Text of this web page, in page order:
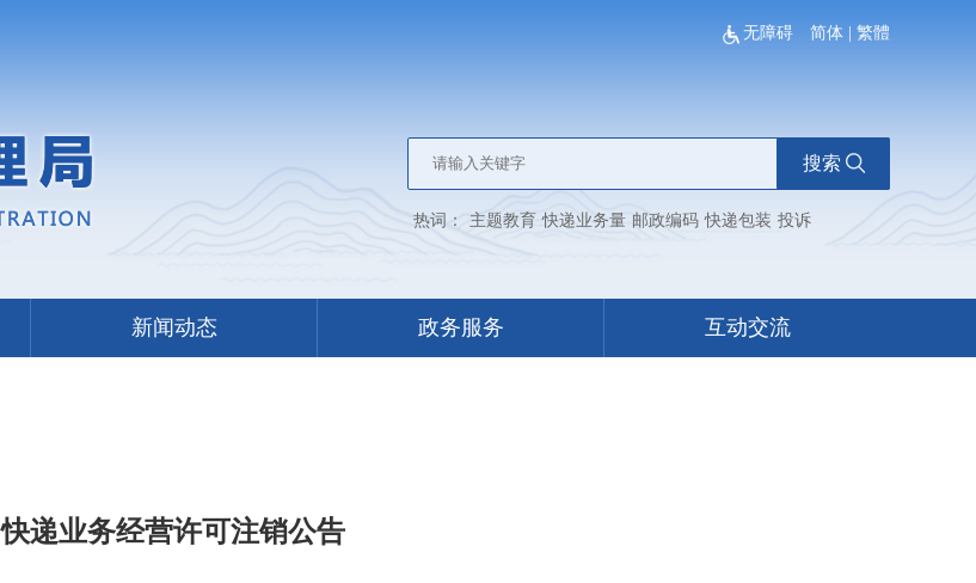
无障碍 简体 繁體
搜索
热词： 主题教育 快递业务量 邮政编码 快递包装 投诉
新闻动态 政务服务 互动交流
快递业务经营许可注销公告